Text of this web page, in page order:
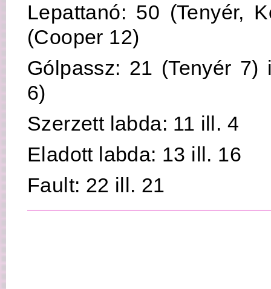
Lepattanó: 50 (Tenyér,
(Cooper 12)
Gólpassz: 21 (Tenyér 7)
6)
Szerzett labda: 11 ill. 4
Eladott labda: 13 ill. 16
Fault: 22 ill. 21